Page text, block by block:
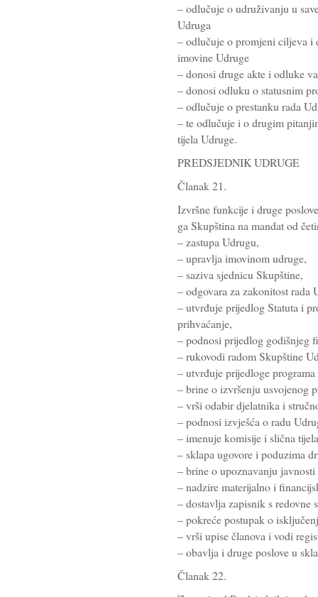
– odlučuje o udruživanju u
Udruga
– odlučuje o promjeni ciljeva i
imovine Udruge
– donosi druge akte i odluke
– donosi odluku o statusnim
– odlučuje o prestanku rada
– te odlučuje i o drugim
tijela Udruge.
PREDSJEDNIK UDRUGE
Članak 21.
Izvršne funkcije i druge
ga Skupština na mandat od
– zastupa Udrugu,
– upravlja imovinom udruge,
– saziva sjednicu Skupštine,
– odgovara za zakonitost rada
– utvrđuje prijedlog Statuta i
prihvaćanje,
– podnosi prijedlog godišnjeg
– rukovodi radom Skupštine
– utvrđuje prijedloge
– brine o izvršenju usvojenog
– vrši odabir djelatnika i
– podnosi izvješća o radu
– imenuje komisije i slična
– sklapa ugovore i poduzima
– brine o upoznavanju
– nadzire materijalno i
– dostavlja zapisnik s redovne
– pokreće postupak o
– vrši upise članova i vodi
– obavlja i druge poslove u
Članak 22.